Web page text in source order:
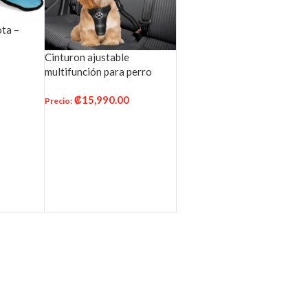
–
Cinturon ajustable
multifunción para perro
Precio: ₡15,990.00